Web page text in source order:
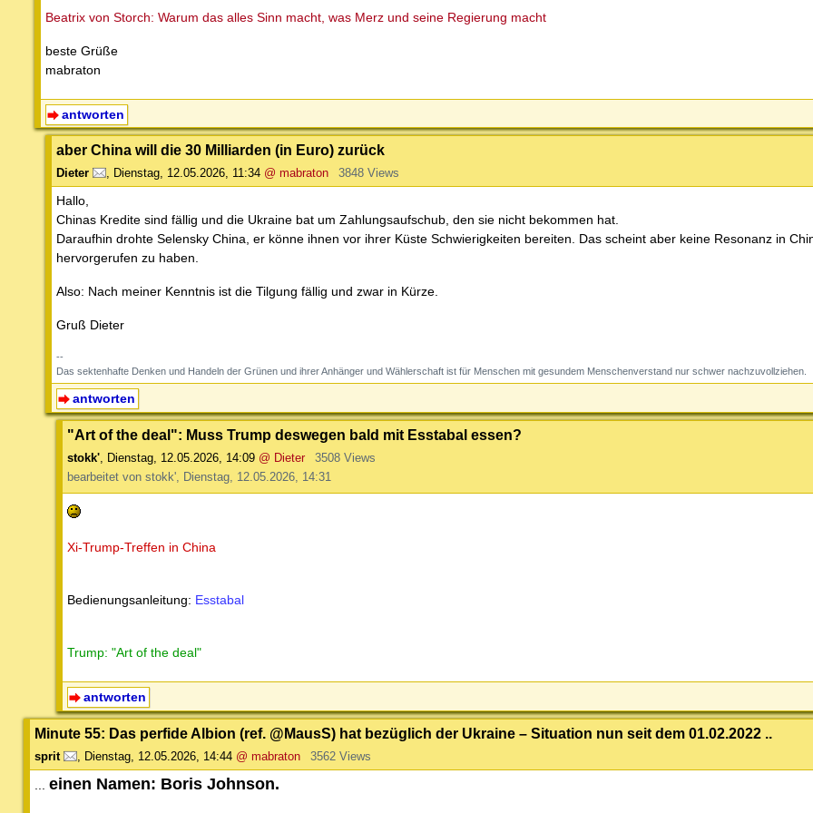
Beatrix von Storch: Warum das alles Sinn macht, was Merz und seine Regierung macht
beste Grüße
mabraton
antworten
aber China will die 30 Milliarden (in Euro) zurück
Dieter , Dienstag, 12.05.2026, 11:34 @ mabraton 3848 Views
Hallo,
Chinas Kredite sind fällig und die Ukraine bat um Zahlungsaufschub, den sie nicht bekommen hat.
Daraufhin drohte Selensky China, er könne ihnen vor ihrer Küste Schwierigkeiten bereiten. Das scheint aber keine Resonanz in
hervorgerufen zu haben.
Also: Nach meiner Kenntnis ist die Tilgung fällig und zwar in Kürze.
Gruß Dieter
--
Das sektenhafte Denken und Handeln der Grünen und ihrer Anhänger und Wählerschaft ist für Menschen mit gesundem Menschenverstand nur schwer nachzuvollziehen.
antworten
"Art of the deal": Muss Trump deswegen bald mit Esstabal essen?
stokk', Dienstag, 12.05.2026, 14:09 @ Dieter
3508 Views
bearbeitet von stokk', Dienstag, 12.05.2026, 14:31
Xi-Trump-Treffen in China
Bedienungsanleitung: Esstabal
Trump: "Art of the deal"
antworten
Minute 55: Das perfide Albion (ref. @MausS) hat bezüglich der Ukraine – Situation nun seit dem 01.02.2022 ..
sprit , Dienstag, 12.05.2026, 14:44 @ mabraton 3562 Views
einen Namen: Boris Johnson.